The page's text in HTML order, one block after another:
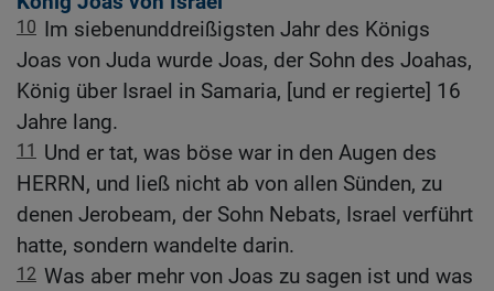
10 Im siebenunddreißigsten Jahr des Königs
Joas von Juda wurde Joas, der Sohn des Joahas,
König über Israel in Samaria, [und er regierte] 16
Jahre lang.
11
Und er tat, was böse war in den Augen des
HERRN, und ließ nicht ab von allen Sünden, zu
denen Jerobeam, der Sohn Nebats, Israel verführt
hatte, sondern wandelte darin.
12 Was aber mehr von Joas zu sagen ist und was